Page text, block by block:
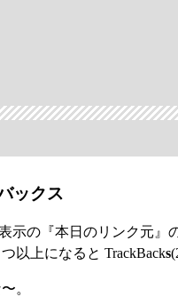
ックス
示の『本日のリンク元』
以上になると TrackBacks
。